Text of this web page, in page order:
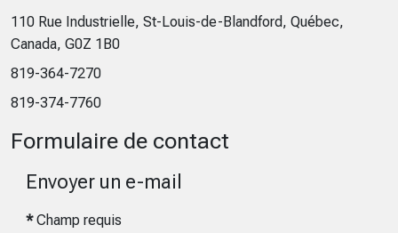
Adresse:
110 Rue Industrielle, St-Louis-de-Blandford, Québec,
Canada, G0Z 1B0
Téléphone:
819-364-7270
Fax:
819-374-7760
Formulaire de contact
Envoyer un e-mail
*Champ requis